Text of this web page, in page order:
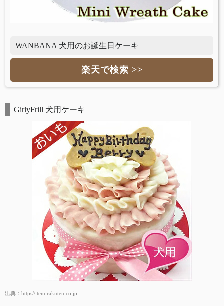
WANBANA 犬用のお誕生日ケーキ
楽天で検索 >>
GirlyFrill 犬用ケーキ
出典： https//item.rakuten.co.jp